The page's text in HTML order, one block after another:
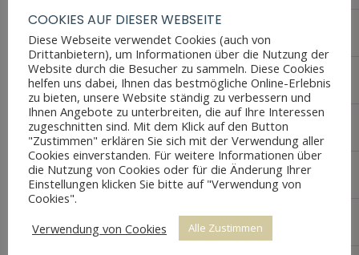
Maße Breite -
Nachtschränke
42 cm
Maße Tiefe -
Nachtschränke
38 cm
Maße Höhe -
Spiegelaufsatzkommode
196 cm
Maße Breite -
Spiegelaufsatzkommode
105 cm
Spiegelaufsatzkommode
55 cm
COOKIES AUF DIESER WEBSEITE
Diese Webseite verwendet Cookies (auch von
Drittanbietern), um Informationen über die Nutzung der
Website durch die Besucher zu sammeln. Diese Cookies
helfen uns dabei, Ihnen das bestmögliche Online-Erlebnis
zu bieten, unsere Website ständig zu verbessern und
Ihnen Angebote zu unterbreiten, die auf Ihre Interessen
zugeschnitten sind. Mit dem Klick auf den Button
"Zustimmen" erklären Sie sich mit der Verwendung aller
Cookies einverstanden. Für weitere Informationen über
die Nutzung von Cookies oder für die Änderung Ihrer
Einstellungen klicken Sie bitte auf "Verwendung von
Cookies".
Verwendung von Cookies
Alle Zustimmen